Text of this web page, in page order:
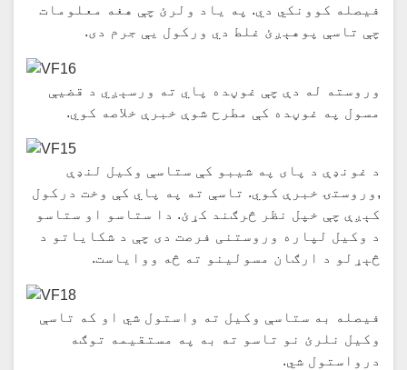
فیصله کوونکي دي. په یاد ولرئ چې هغه معلومات
چې تاسې پوهېږئ غلط دي ورکول یې جرم دی.
وروسته له دې چې غوڼده پاي ته ورسېږي د قضیې
مسول په غوڼده کې مطرح شوې خبرې خلاصه کوي.
د غونډې د پای په شیبو کې ستاسې وکيل لنډې
,وروستۍ خبرې کوي. تاسې ته په پاي کې وخت درکول
کېږې چې خپل نظر څرګند کړئ. دا ستاسو او ستاسو
د وکیل لپاره وروستنی فرصت دی چې د شکایاتو د
څېړلو د ارګان مسولینو ته څه ووایاست.
فیصله به ستاسې وکیل ته واستول شي او که تاسې
وکيل نلرئ نو تاسو ته به په مستقیمه توګه
درواستول شي.